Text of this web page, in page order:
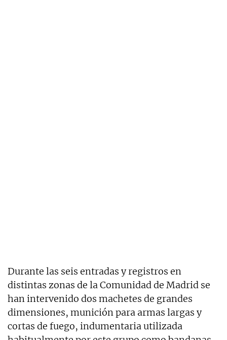
Durante las seis entradas y registros en
distintas zonas de la Comunidad de Madrid se
han intervenido dos machetes de grandes
dimensiones, munición para armas largas y
cortas de fuego, indumentaria utilizada